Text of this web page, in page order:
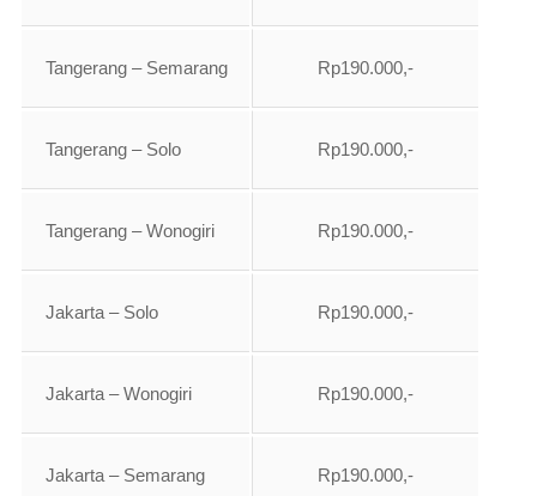
Tangerang – Semarang Rp190.000,-
Tangerang – Solo Rp190.000,-
Tangerang – Wonogiri Rp190.000,-
Jakarta – Solo Rp190.000,-
Jakarta – Wonogiri Rp190.000,-
Jakarta – Semarang Rp190.000,-